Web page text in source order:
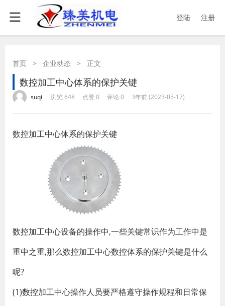
登陆 注册
首页 > 企业动态 > 正文
数控加工中心体系的保护关键
suqi 浏览 648 点赞 0 评论 0 3年前 (2023-05-17)
数控加工中心体系的保护关键
数控加工中心设备的操作中,一些关键常识作为工作中是
重中之重,那么数控加工中心数控体系的保护关键是什么
呢?
(1)数控加工中心操作人员要严格遵守操作规程和日常保